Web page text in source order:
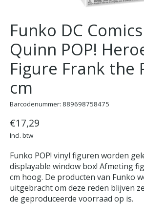
Funko DC
Quinn POP!
Figure Frank the
cm
Barcodenummer: 889698758475
€17,29
Incl. btw
Funko POP! vinyl figuren worden
displayable window box! Afmeting
cm hoog. De producten van Funko
uitgebracht om deze reden blijven
de geproduceerde voorraad op is.